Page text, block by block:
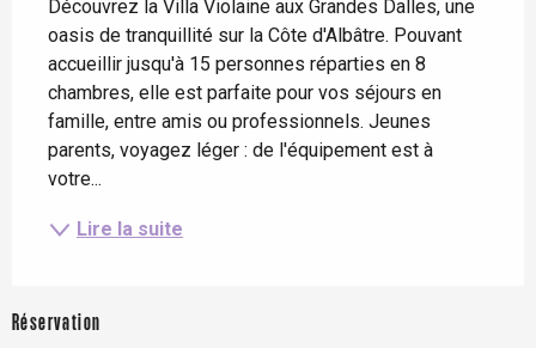
Découvrez la Villa Violaine aux Grandes Dalles, une
oasis de tranquillité sur la Côte d'Albâtre. Pouvant
accueillir jusqu'à 15 personnes réparties en 8
chambres, elle est parfaite pour vos séjours en
famille, entre amis ou professionnels. Jeunes
parents, voyagez léger : de l'équipement est à
votre...
Lire la suite
Réservation